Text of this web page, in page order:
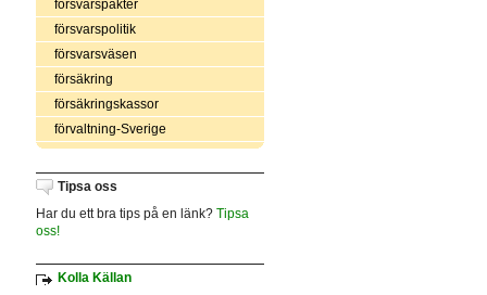
försvarspakter
försvarspolitik
försvarsväsen
försäkring
försäkringskassor
förvaltning-Sverige
Tipsa oss
Har du ett bra tips på en länk? Tipsa
oss!
Kolla Källan